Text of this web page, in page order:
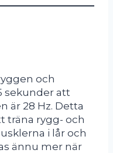
och
sekunder att
är 28 Hz. Detta
träna rygg- och
i lår och
ännu mer när